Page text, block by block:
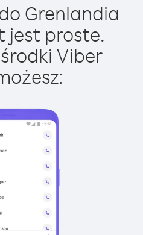
Grenlandia
jest proste.
Viber